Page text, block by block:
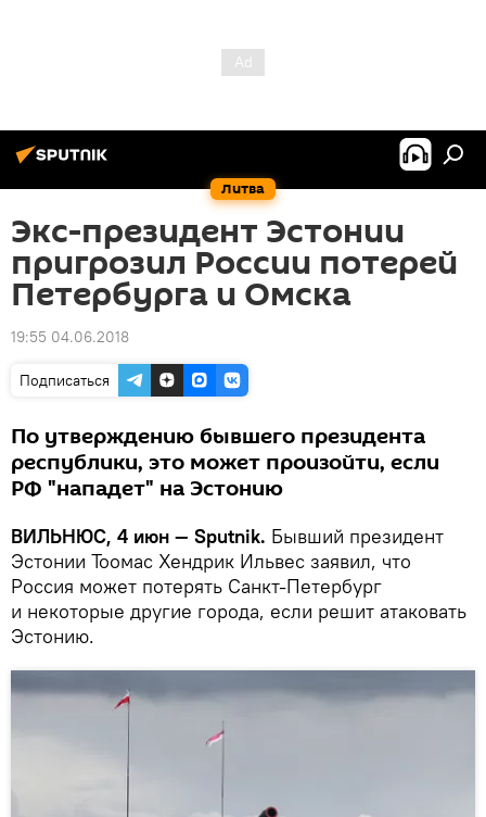
Литва
Экс-президент Эстонии
пригрозил России потерей
Петербурга и Омска
19:55 04.06.2018
Подписаться
По утверждению бывшего президента
республики, это может произойти, если
РФ "нападет" на Эстонию
ВИЛЬНЮС, 4 июн — Sputnik. Бывший президент
Эстонии Тоомас Хендрик Ильвес заявил, что
Россия может потерять Санкт-Петербург
и некоторые другие города, если решит атаковать
Эстонию.